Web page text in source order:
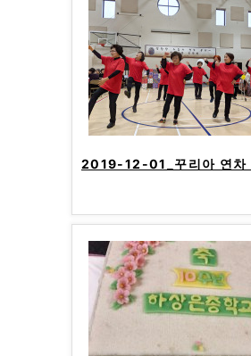
2019-12-01_꾸리아 연차